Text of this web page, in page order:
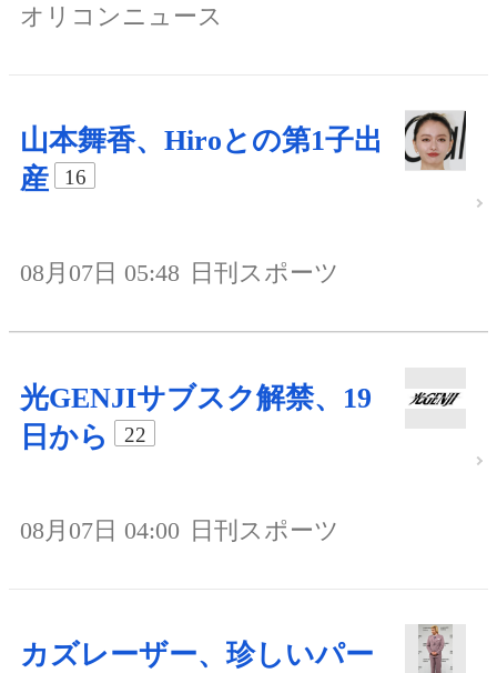
オリコンニュース
山本舞香、Hiroとの第1子出
産
16
08月07日 05:48 日刊スポーツ
光GENJIサブスク解禁、19
日から
22
08月07日 04:00 日刊スポーツ
カズレーザー、珍しいパー